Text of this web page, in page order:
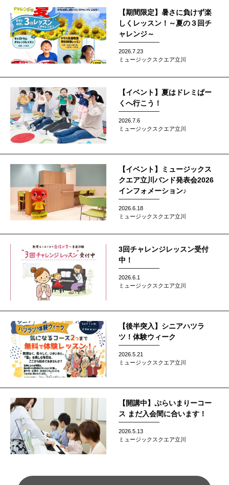
【期間限定】暑さに負けず楽
しくレッスン！～夏の３回チ
ャレンジ～
2026.7.23
ミュージックスクエア立川
【イベント】夏はドレミぱー
くへ行こう！
2026.7.6
ミュージックスクエア立川
【イベント】ミュージックス
クエア立川バンド発表会2026
インフォメーション♪
2026.6.18
ミュージックスクエア立川
3回チャレンジレッスン受付
中！
2026.6.1
ミュージックスクエア立川
【後半突入】シニアハツラ
ツ！体験ウィーク
2026.5.21
ミュージックスクエア立川
【開講中】ぷらいまりーコー
ス まだ入会間に合います！
2026.5.13
ミュージックスクエア立川